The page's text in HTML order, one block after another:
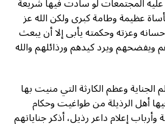
عظيمة وطامة كبرى ولكن الله عز
وعزته وحكمته يأبى إلا أن يبعث
ويفضحهم ويرد كيدهم ورذائلهم والله
وعظم الكارثة التي منيت بها
أهل الرذيلة من طواغيت وحكام
إعلام داعر رذيل، أذكر جناياتهم